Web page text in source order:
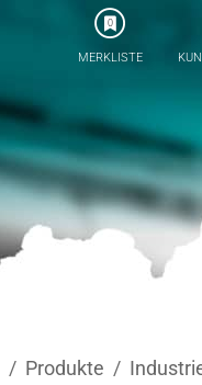
0
MERKLISTE
Produkte